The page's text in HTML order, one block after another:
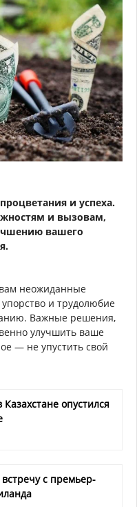
и успеха.
и вызовам,
вашего
неожиданные
и трудолюбие
Важные решения,
улучшить ваше
— не упустить свой
опустился
с премьер-